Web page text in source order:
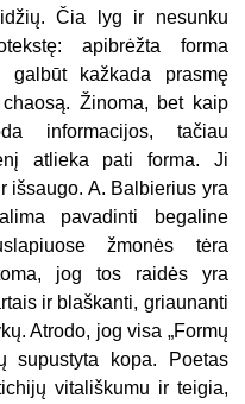
Čia lyg ir nesunku
apibrėžta forma
galbūt kažkada prasmę
Žinoma, bet kaip
informacijos, tačiau
atlieka pati forma. Ji
išsaugo. A. Balbierius yra
pavadinti begaline
žmonės tėra
jog tos raidės yra
ir blaškanti, griaunanti
Atrodo, jog visa „Formų
supustyta kopa. Poetas
vitališkumu ir teigia,